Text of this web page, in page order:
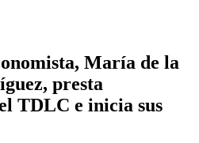
María de la
presta
TDLC e inicia sus